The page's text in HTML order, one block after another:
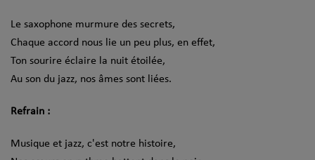
Le saxophone murmure des secrets,
Chaque accord nous lie un peu plus, en effet,
Ton sourire éclaire la nuit étoilée,
Au son du jazz, nos âmes sont liées.
Refrain :
Musique et jazz, c'est notre histoire,